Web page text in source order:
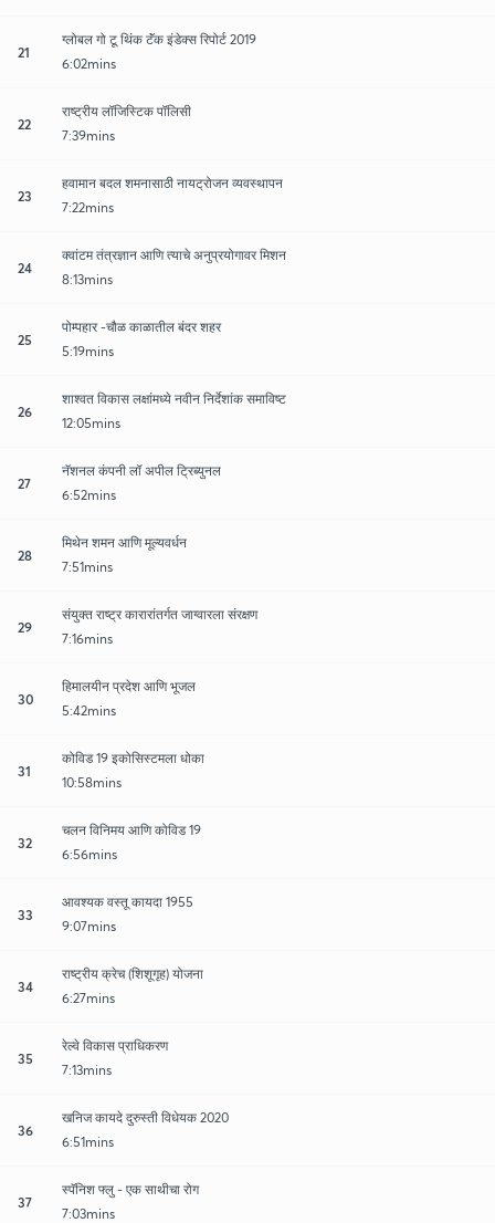
21
ग्लोबल गो टू थिंक टॅंक इंडेक्स रिपोर्ट 2019
6:02mins
22
राष्ट्रीय लॉजिस्टिक पॉलिसी
7:39mins
23
हवामान बदल शमनासाठी नायट्रोजन व्यवस्थापन
7:22mins
24
क्वांटम तंत्रज्ञान आणि त्याचे अनुप्रयोगावर मिशन
8:13mins
25
पोम्पहार -चौळ काळातील बंदर शहर
5:19mins
26
शाश्वत विकास लक्षांमध्ये नवीन निर्देशांक समाविष्ट
12:05mins
27
नॅशनल कंपनी लॉ अपील ट्रिब्युनल
6:52mins
28
मिथेन शमन आणि मूल्यवर्धन
7:51mins
29
संयुक्त राष्ट्र कारारांतर्गत जाग्वारला संरक्षण
7:16mins
30
हिमालयीन प्रदेश आणि भूजल
5:42mins
31
कोविड 19 इकोसिस्टमला धोका
10:58mins
32
चलन विनिमय आणि कोविड 19
6:56mins
33
आवश्यक वस्तू कायदा 1955
9:07mins
34
राष्ट्रीय क्रेच (शिशूगृह) योजना
6:27mins
35
रेल्वे विकास प्राधिकरण
7:13mins
36
खनिज कायदे दुरुस्ती विधेयक 2020
6:51mins
37
स्पॅनिश फ्लु - एक साथीचा रोग
7:03mins